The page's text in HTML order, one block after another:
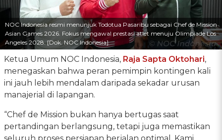
NOC Indonesia resmi menunjuk Todotua Pasaribu sebagai Chef de Mission
Asian Games 2026. Fokus mengawal prestasi atlet menuju Olimpiade Los
Angeles 2028. [Dok. NOC Indonesia]
Ketua Umum NOC Indonesia, Raja Sapta Oktohari,
menegaskan bahwa peran pemimpin kontingen kali
ini jauh lebih mendalam daripada sekadar urusan
manajerial di lapangan.
“Chef de Mission bukan hanya bertugas saat
pertandingan berlangsung, tetapi juga memastikan